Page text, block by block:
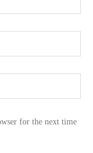
for the next time